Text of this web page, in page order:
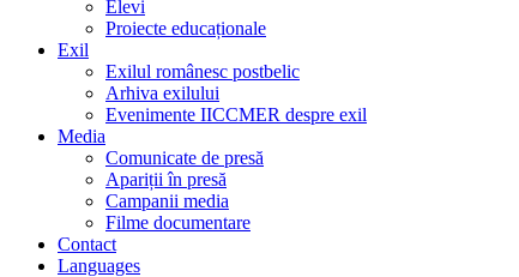
Elevi
Proiecte educaționale
Exil
Exilul românesc postbelic
Arhiva exilului
Evenimente IICCMER despre exil
Media
Comunicate de presă
Apariții în presă
Campanii media
Filme documentare
Contact
Languages